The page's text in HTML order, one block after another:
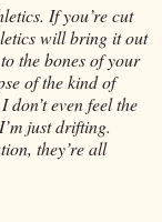
If you’re cut
will bring it out
the bones of your
of the kind of
don’t even feel the
just drifting.
they’re all